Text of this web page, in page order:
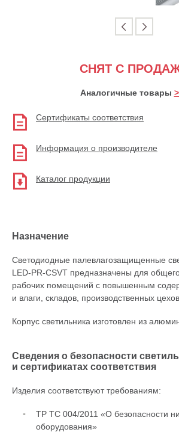
СНЯТ С
Аналогичные товары
Сертификаты соответствия
Информация о производителе
Каталог продукции
Назначение
Светодиодные палевлагозащищенные
LED-PR-CSVT предназначены для
рабочих помещений с повышенным
и влаги, складов, производственных цехов
Корпус светильника изготовлен из
Сведения о безопасности
и сертификатах соответствия
Изделия соответствуют требованиям:
ТР ТС 004/2011 «О безопасности
оборудования»